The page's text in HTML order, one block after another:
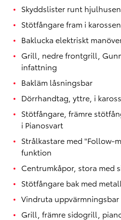
Skyddslister runt
Stötfångare fram i
Baklucka elektriskt
Grill, nedre frontgrill,
infattning
Bakläm låsningsbar
Dörrhandtag, yttre, i
Stötfångare, främre
i Pianosvart
Strålkastare med "Follow-
funktion
Centrumkåpor, stora med
Stötfångare bak med
Vindruta
Grill, främre sidogrill,